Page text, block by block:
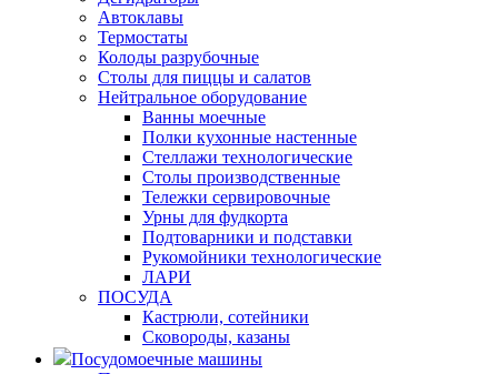
Автоклавы
Термостаты
Колоды разрубочные
Столы для пиццы и салатов
Нейтральное оборудование
Ванны моечные
Полки кухонные настенные
Стеллажи технологические
Столы производственные
Тележки сервировочные
Урны для фудкорта
Подтоварники и подставки
Рукомойники технологические
ЛАРИ
ПОСУДА
Кастрюли, сотейники
Сковороды, казаны
Посудомоечные машины